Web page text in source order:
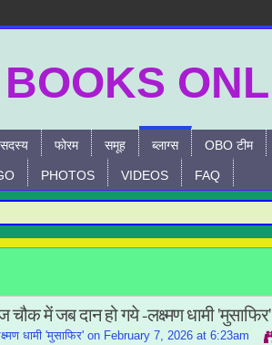
सदस्य फोरम समूह ब्लाग्स OBO टीम
PHOTOS VIDEOS FAQ
चौक में जब दान हो गये -लक्ष्मण धामी 'मुसाफिर'
धामी 'मुसाफिर' on February 7, 2026 at 6:23am